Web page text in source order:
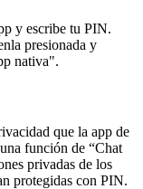
y escribe tu PIN.
presionada y
nativa".
que la app de
función de “Chat
privadas de los
protegidas con PIN.